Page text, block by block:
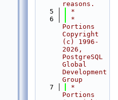
reasons.
    5
*
    6
*
Portions
Copyright
(c) 1996-
2026,
PostgreSQL
Global
Development
Group
    7
*
Portions